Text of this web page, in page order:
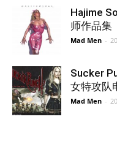
Hajime
师作品集
Mad Men -
Sucker
女特攻队
Mad Men -